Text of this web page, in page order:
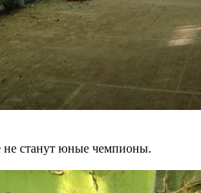
не станут юные чемпионы.